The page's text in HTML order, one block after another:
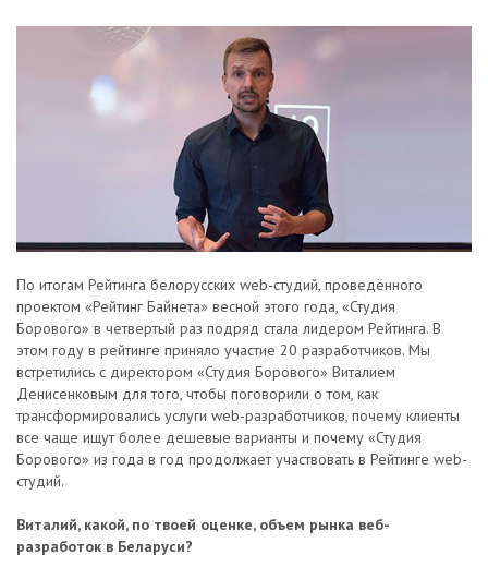
По итогам Рейтинга белорусских web-студий, проведённого
проектом «Рейтинг Байнета» весной этого года, «Студия
Борового» в четвертый раз подряд стала лидером Рейтинга. В
этом году в рейтинге приняло участие 20 разработчиков. Мы
встретились с директором «Студия Борового» Виталием
Денисенковым для того, чтобы поговорили о том, как
трансформировались услуги web-разработчиков, почему клиенты
все чаще ищут более дешевые варианты и почему «Студия
Борового» из года в год продолжает участвовать в Рейтинге web-
студий.
Виталий, какой, по твоей оценке, объем рынка веб-
разработок в Беларуси?